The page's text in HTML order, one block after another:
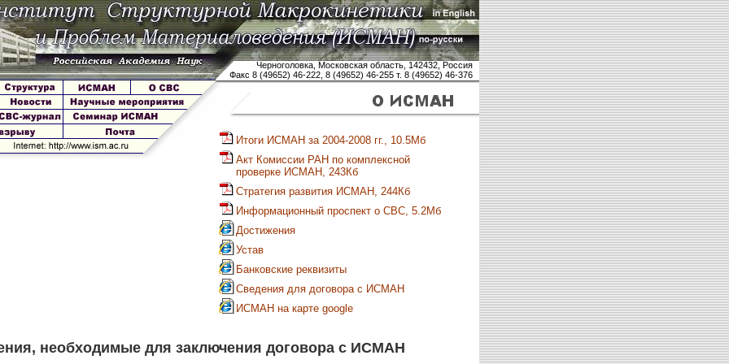
Черноголовка, Московская область, 142432, Россия
Факс 8 (49652) 46-222, 8 (49652) 46-255 т. 8 (49652) 46-376
Итоги ИСМАН за 2004-2008 гг., 10.5Мб
Акт Комиссии РАН по комплексной
проверке ИСМАН, 243Кб
Стратегия развития ИСМАН, 244Кб
Информационный проспект о СВС, 5.2Мб
Достижения
Устав
Банковские реквизиты
Сведения для договора с ИСМАН
ИСМАН на карте google
необходимые для заключения договора с ИСМАН